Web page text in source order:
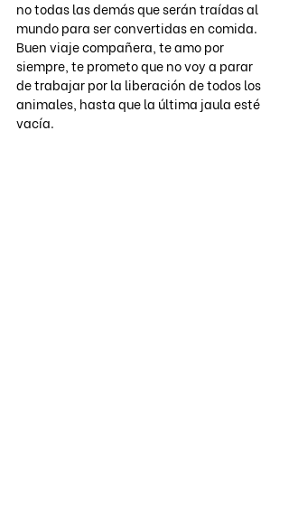
no todas las demás que serán traídas al
mundo para ser convertidas en comida.
Buen viaje compañera, te amo por
siempre, te prometo que no voy a parar
de trabajar por la liberación de todos los
animales, hasta que la última jaula esté
vacía.